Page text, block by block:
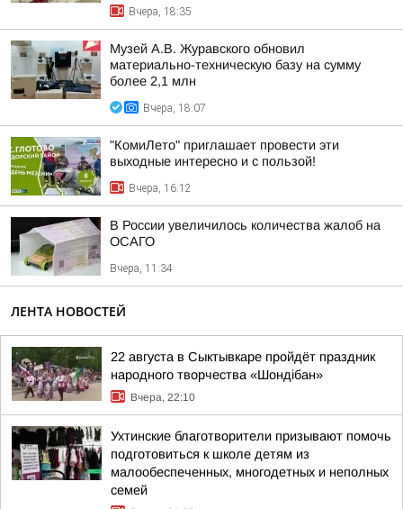
Вчера, 18:35
Музей А.В. Журавского обновил
материально-техническую базу на сумму
более 2,1 млн
Вчера, 18:07
"КомиЛето" приглашает провести эти
выходные интересно и с пользой!
Вчера, 16:12
В России увеличилось количества жалоб на
ОСАГО
Вчера, 11:34
ЛЕНТА НОВОСТЕЙ
22 августа в Сыктывкаре пройдёт праздник
народного творчества «Шондібан»
Вчера, 22:10
Ухтинские благотворители призывают помочь
подготовиться к школе детям из
малообеспеченных, многодетных и неполных
семей